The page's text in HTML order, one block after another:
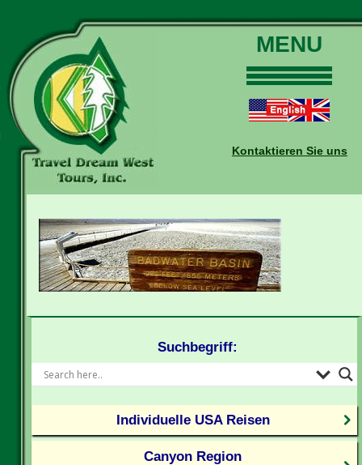
MENU
Touren
Daten und Preise
Buchungen
Auskünfte
Kontakt
Reise-Blog
Kontaktieren Sie uns
Suchbegriff:
Individuelle USA Reisen
Canyon Region